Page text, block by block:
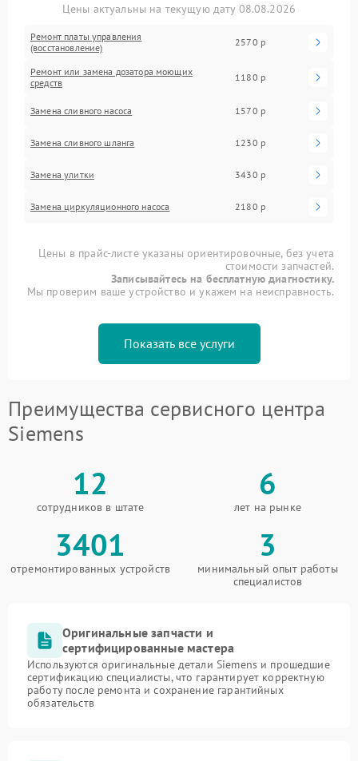
Цены актуальны на текущую дату 08.08.2026
Ремонт платы управления
(восстановление)
2570 р
Ремонт или замена дозатора моющих
средств
1180 р
Замена сливного насоса 1570 р
Замена сливного шланга 1230 р
Замена улитки 3430 р
Замена циркуляционного насоса 2180 р
Цены в прайс-листе указаны ориентировочные, без учета
стоимости запчастей.
Записывайтесь на бесплатную диагностику.
Мы проверим ваше устройство и укажем на неисправность.
Показать все услуги
Преимущества сервисного центра
Siemens
12
сотрудников в штате
6
лет на рынке
3401
отремонтированных устройств
3
минимальный опыт работы
специалистов
Оригинальные запчасти и
сертифицированные мастера
Используются оригинальные детали Siemens и прошедшие
сертификацию специалисты, что гарантирует корректную
работу после ремонта и сохранение гарантийных
обязательств